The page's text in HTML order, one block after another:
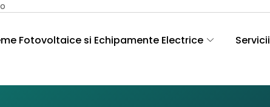
Fotovoltaice si Echipamente Electrice Servicii